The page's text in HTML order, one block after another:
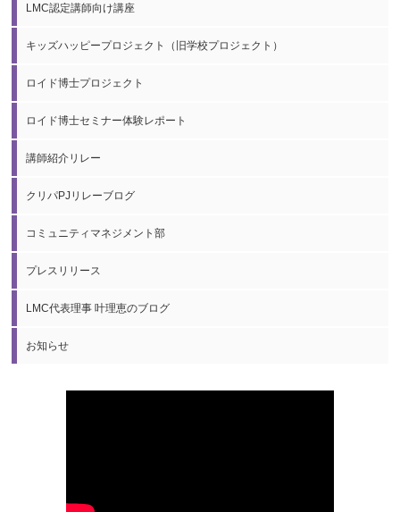
LMC認定講師向け講座
キッズハッピープロジェクト（旧学校プロジェクト）
ロイド博士プロジェクト
ロイド博士セミナー体験レポート
講師紹介リレー
クリパPJリレーブログ
コミュニティマネジメント部
プレスリリース
LMC代表理事 叶理恵のブログ
お知らせ